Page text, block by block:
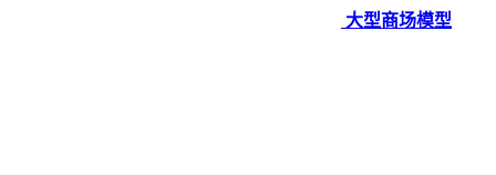
大型商场模型